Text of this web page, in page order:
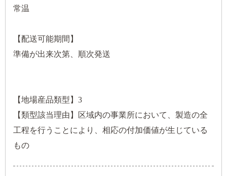
常温
【配送可能期間】
準備が出来次第、順次発送
【地場産品類型】3
【類型該当理由】区域内の事業所において、製造の全
工程を行うことにより、相応の付加価値が生じている
もの